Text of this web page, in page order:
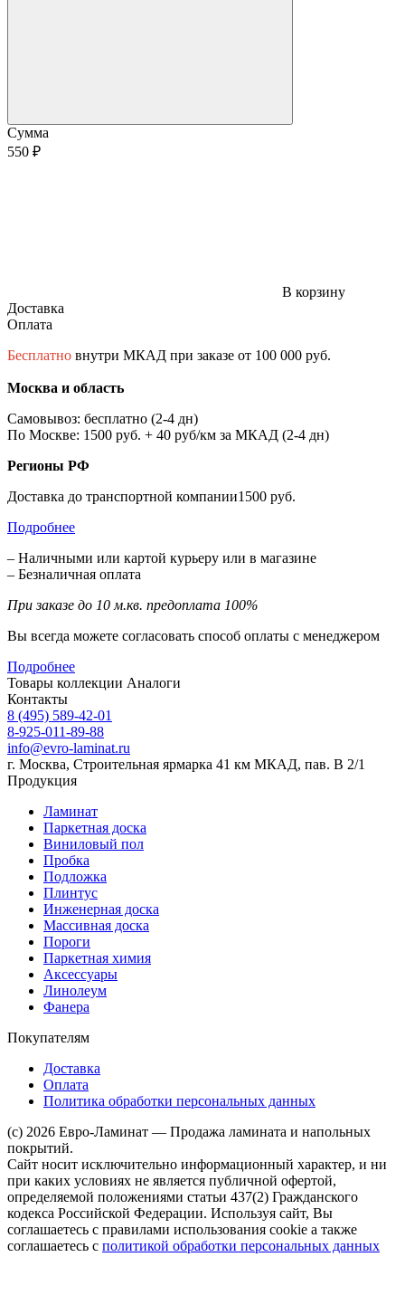
Сумма
550 ₽
В корзину
Доставка
Оплата
Бесплатно внутри МКАД при заказе от 100 000 руб.
Москва и область
Самовывоз: бесплатно (2-4 дн)
По Москве: 1500 руб. + 40 руб/км за МКАД (2-4 дн)
Регионы РФ
Доставка до транспортной компании1500 руб.
Подробнее
– Наличными или картой курьеру или в магазине
– Безналичная оплата
При заказе до 10 м.кв. предоплата 100%
Вы всегда можете согласовать способ оплаты с менеджером
Подробнее
Товары коллекции Аналоги
Контакты
8 (495) 589-42-01
8-925-011-89-88
info@evro-laminat.ru
г. Москва, Строительная ярмарка 41 км МКАД, пав. В 2/1
Продукция
Ламинат
Паркетная доска
Виниловый пол
Пробка
Подложка
Плинтус
Инженерная доска
Массивная доска
Пороги
Паркетная химия
Аксессуары
Линолеум
Фанера
Покупателям
Доставка
Оплата
Политика обработки персональных данных
(c) 2026 Евро-Ламинат — Продажа ламината и напольных
покрытий.
Сайт носит исключительно информационный характер, и ни
при каких условиях не является публичной офертой,
определяемой положениями статьи 437(2) Гражданского
кодекса Российской Федерации. Используя сайт, Вы
соглашаетесь с правилами использования cookie а также
соглашаетесь с политикой обработки персональных данных